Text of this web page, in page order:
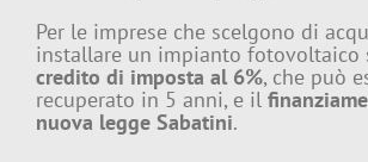
Per le imprese che scelgono di
installare un impianto fotovoltaico
credito di imposta al 6%, che può
recuperato in 5 anni, e il
nuova legge Sabatini.